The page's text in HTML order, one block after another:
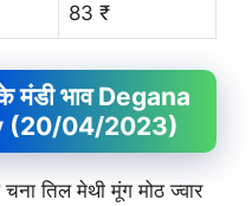
83 ₹
मंडी भाव Degana
(20/04/2023)
तिल मेथी मूंग मोठ ज्वार